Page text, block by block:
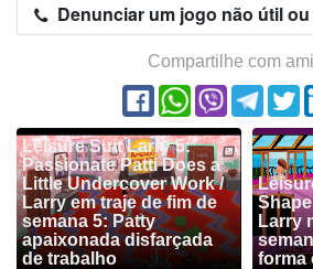
Denunciar um jogo não útil
Compartilhe com
Leisure Suit Larry 5:
Passionate Patti Does a
Little Undercover Work /
Larry em traje de fim de
semana 5: Patty
apaixonada disfarçada
de trabalho
Larry
forma